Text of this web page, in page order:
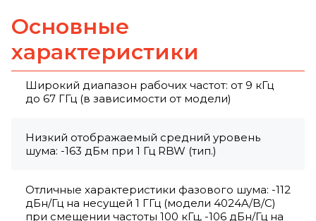
Основные
характеристики
Широкий диапазон рабочих частот: от 9 кГц
до 67 ГГц (в зависимости от модели)
Низкий отображаемый средний уровень
шума: -163 дБм при 1 Гц RBW (тип.)
Отличные характеристики фазового шума: -112
дБн/Гц на несущей 1 ГГц (модели 4024A/B/C)
при смещении частоты 100 кГц, -106 дБн/Гц на